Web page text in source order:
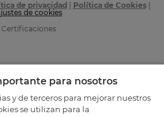
de privacidad Política de Cookies|
de cookies
Certificaciones
para nosotros
y de terceros para mejorar nuestros
se utilizan para la